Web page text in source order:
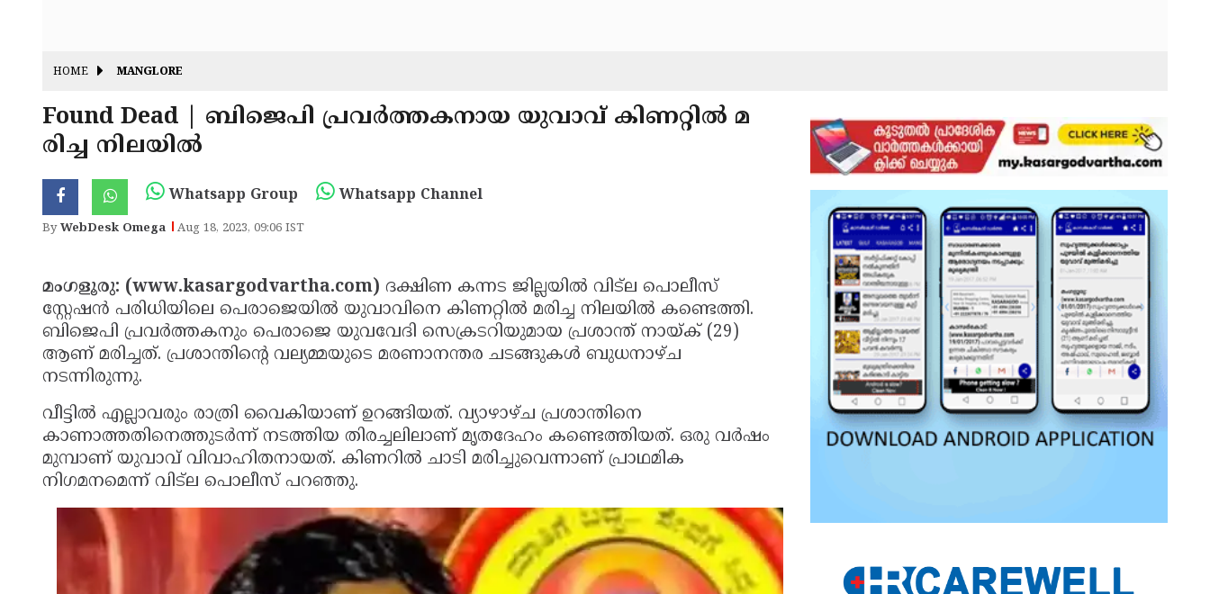
HOME MANGLORE
Found Dead | ബിജെപി പ്രവര്‍ത്തകനായ യുവാവ് കിണറ്റില്‍ മ
രിച്ച നിലയില്‍
Whatsapp Group Whatsapp Channel
ByWebDesk Omega Aug 18, 2023, 09:06 IST
മംഗളൂരു: (www.kasargodvartha.com) ദക്ഷിണ കന്നട ജില്ലയില്‍ വിട്‌ല പൊലീസ്
സ്റ്റേഷന്‍ പരിധിയിലെ പെരാജെയില്‍ യുവാവിനെ കിണറ്റില്‍ മരിച്ച നിലയില്‍ കണ്ടെത്തി.
ബിജെപി പ്രവര്‍ത്തകനും പെരാജെ യുവവേദി സെക്രടറിയുമായ പ്രശാന്ത് നായ്ക് (29)
ആണ് മരിച്ചത്. പ്രശാന്തിന്റെ വല്യമ്മയുടെ മരണാനന്തര ചടങ്ങുകള്‍ ബുധനാഴ്ച
നടന്നിരുന്നു.
വീട്ടില്‍ എല്ലാവരും രാത്രി വൈകിയാണ് ഉറങ്ങിയത്. വ്യാഴാഴ്ച പ്രശാന്തിനെ
കാണാത്തതിനെത്തുടര്‍ന്ന് നടത്തിയ തിരച്ചലിലാണ് മൃതദേഹം കണ്ടെത്തിയത്. ഒരു വര്‍ഷം
മുമ്പാണ് യുവാവ് വിവാഹിതനായത്. കിണറില്‍ ചാടി മരിച്ചുവെന്നാണ് പ്രാഥമിക
നിഗമനമെന്ന് വിട്‌ല പൊലീസ് പറഞ്ഞു.